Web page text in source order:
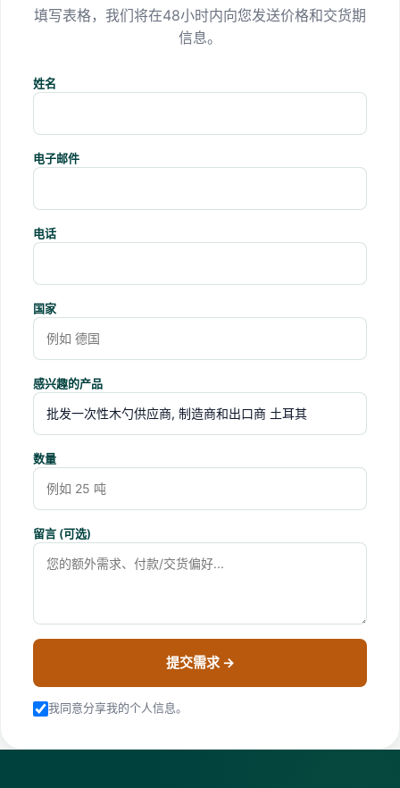
填写表格，我们将在48小时内向您发送价格和交货期
信息。
姓名
电子邮件
电话
国家
感兴趣的产品
数量
留言 (可选)
提交需求 →
我同意分享我的个人信息。